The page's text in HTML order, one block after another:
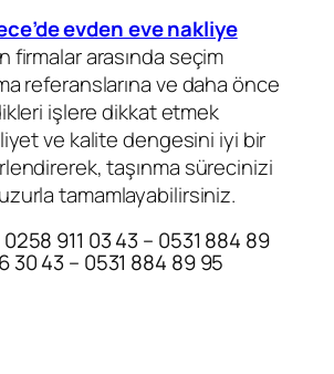
evden eve nakliye
firmalar arasında seçim
referanslarına ve daha önce
işlere dikkat etmek
ve kalite dengesini iyi bir
taşınma sürecinizi
tamamlayabilirsiniz.
0258 911 03 43 – 0531 884 89
30 43 – 0531 884 89 95